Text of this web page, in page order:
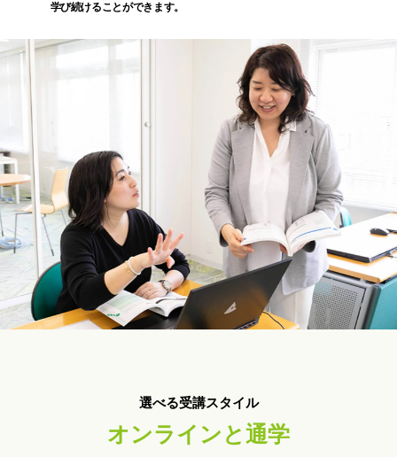
学び続けることができます。
選べる受講スタイル
オンラインと通学